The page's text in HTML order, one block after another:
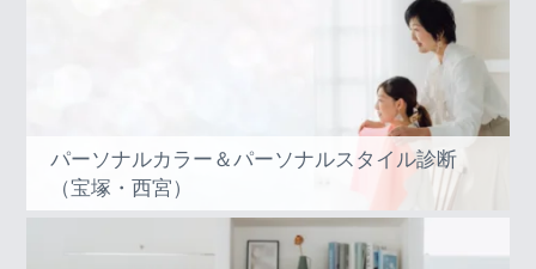
パーソナルカラー＆パーソナルスタイル診断
（宝塚・西宮）